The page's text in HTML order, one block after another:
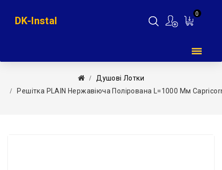
0
DK-Instal
Душові Лотки
Решітка PLAIN Нержавіюча Полірована L=1000 Мм